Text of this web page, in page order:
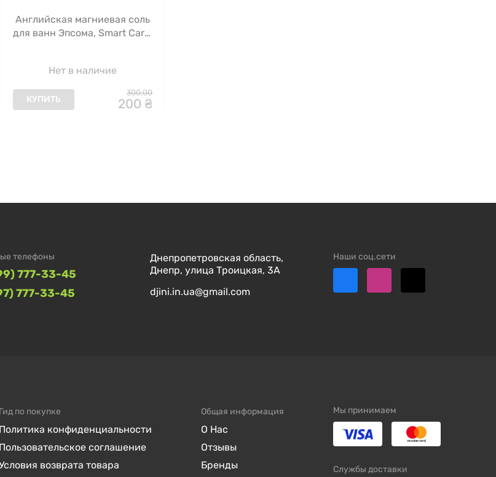
Английская магниевая соль
для ванн Эпсома, Smart Care,
Нет в наличие
КУПИТЬ
300,00
200 ₴
телефоны
777-33-45
777-33-45
Наши соц.сети
Днепропетровская область,
Днепр, улица Троицкая, 3А
djini.in.ua@gmail.com
Гид по покупке
Политика конфиденциальности
Пользовательское соглашение
возврата товара
Общая информация
О Нас
Отзывы
Бренды
Мы принимаем
Службы доставки